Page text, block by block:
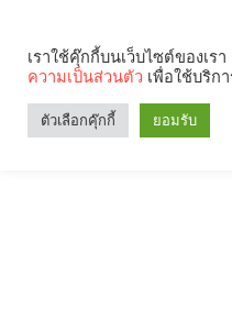
เราใช้คุ๊กกี้บนเว็บไซต์ของเ
ความเป็นส่วนตัว เพื่อใช้บริก
ตัวเลือกคุ๊กกี้ ยอมรับ